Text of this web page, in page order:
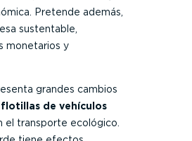
Pretende además,
sustentable,
monetarios y
grandes cambios
flotillas de vehículos
el transporte ecológico.